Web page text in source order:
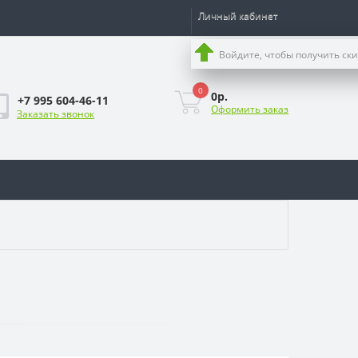
Личный кабинет
Войдите, чтобы получить
+7 995 604-46-11
Заказать звонок
0 0р.
Оформить заказ